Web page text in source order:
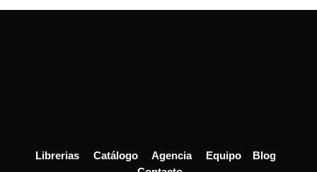
Librerias Catálogo Agencia Equipo
Blog